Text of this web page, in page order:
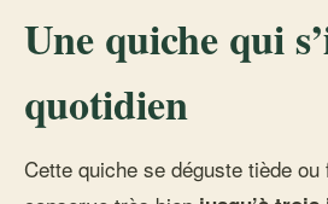
Une quiche qui
quotidien
Cette quiche se déguste tiède